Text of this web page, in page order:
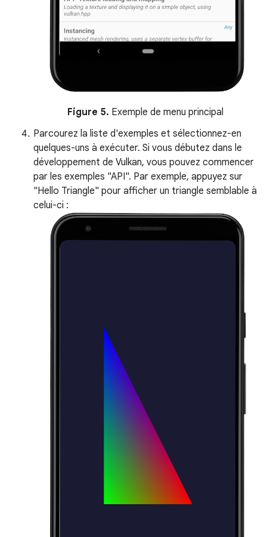
Figure 5. Exemple de menu principal
Parcourez la liste d'exemples et sélectionnez-en
quelques-uns à exécuter. Si vous débutez dans le
développement de Vulkan, vous pouvez commencer
par les exemples "API". Par exemple, appuyez sur
"Hello Triangle" pour afficher un triangle semblable à
celui-ci :